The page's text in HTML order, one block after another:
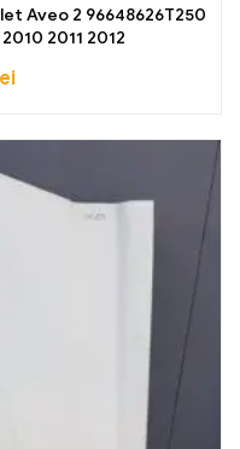
Aveo 2 96648626T250
2011 2012